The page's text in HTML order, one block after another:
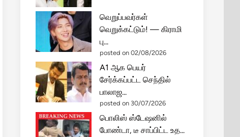
வெறுப்பவர்கள்
வெறுக்கட்டும்! — கிராமி
பு...
posted on 02/08/2026
A1 ஆக பெயர்
சேர்க்கப்பட்ட செந்தில்
பாலாஜ...
posted on 30/07/2026
பொலிஸ் ஸ்டேஷனில்
போண்டா, டீ சாப்பிட்ட உத...